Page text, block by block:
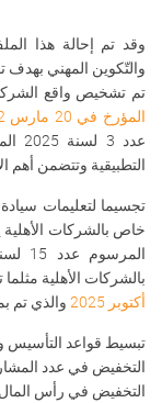
وقد تم إحالة هذا
والتّكوين المهني بهدف
تم تشخيص واقع
المؤرخ في 20 مارس 2022 المتعلق بالشركات الأهلية
التطبيقية وتتضمن أهم
تجسيما لتعليمات
خاص بالشركات الأهلية
بالشركات الأهلية مثلما
أكتوبر 2025
والذي تم
تبسيط قواعد التأسيس
التخفيض في عدد
التخفيض في رأس المال